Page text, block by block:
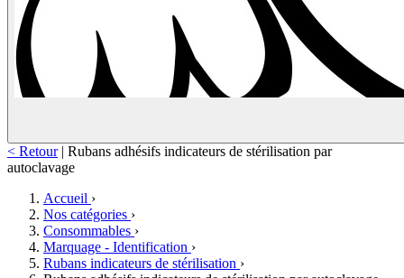
< Retour | Rubans adhésifs indicateurs de stérilisation par
autoclavage
Accueil ›
Nos catégories ›
Consommables ›
Marquage - Identification ›
Rubans indicateurs de stérilisation ›